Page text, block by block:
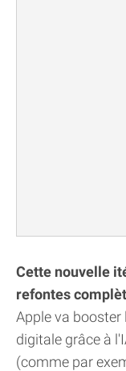
Cette nouvelle
refontes
Apple va
digitale grâce à
(comme par